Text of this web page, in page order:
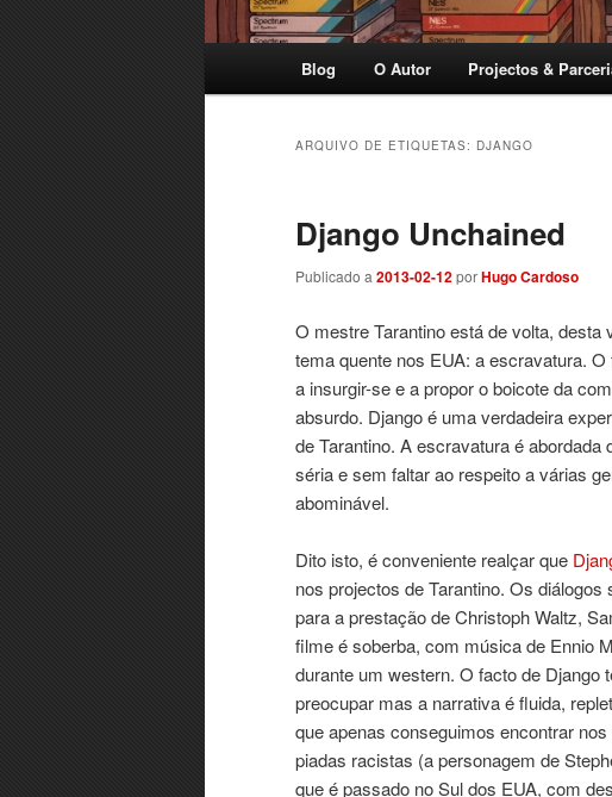
Blog O Autor Projectos &
ARQUIVO DE ETIQUETAS: DJANGO
Django Unchained
Publicado a 2013-02-12porHugo Cardoso
O mestre Tarantino está de volta,
tema quente nos EUA: a escravatura.
a insurgir-se e a propor o boicote da
absurdo. Django é uma verdadeira
de Tarantino. A escravatura é
séria e sem faltar ao respeito a várias
abominável.
Dito isto, é conveniente realçar que
nos projectos de Tarantino. Os
para a prestação de Christoph Waltz,
filme é soberba, com música de Ennio
durante um western. O facto de
preocupar mas a narrativa é fluida,
que apenas conseguimos encontrar
piadas racistas (a personagem de
que é passado no Sul dos EUA, com